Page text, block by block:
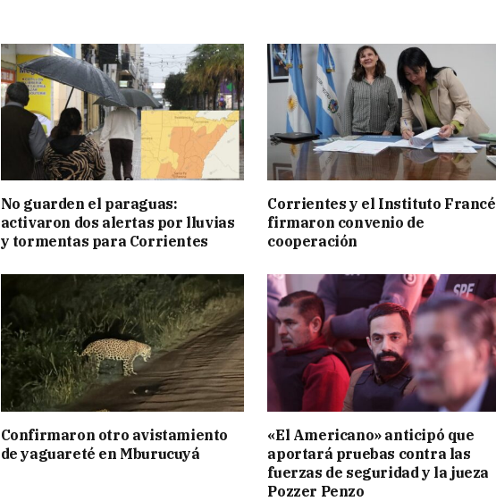
No guarden el paraguas:
activaron dos alertas por lluvias
y tormentas para Corrientes
Corrientes y el Instituto
firmaron convenio de
cooperación
Confirmaron otro avistamiento
de yaguareté en Mburucuyá
«El Americano» anticipó que
aportará pruebas contra las
fuerzas de seguridad y la jueza
Pozzer Penzo